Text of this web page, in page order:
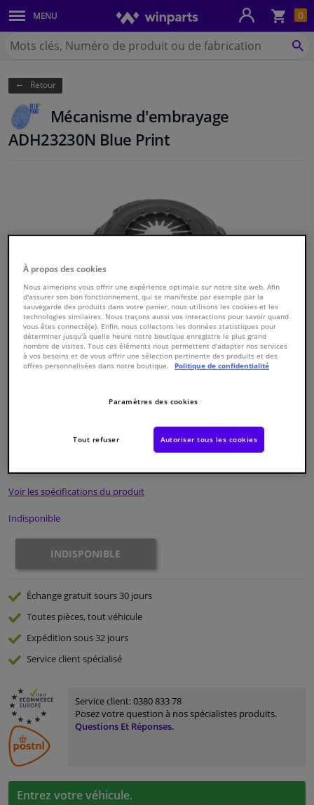
0
MENU
Carrosserie & tôles
Feux & ampoules
Freinage
Système d'échappement
Refroidissement & chauffage
Pièces moteur & accessoires
Filtres & liquides
Bagages & transport
Fenêtres & accessoires
Atelier & outils
Promotions et réductions
Capteurs & électronique
Chercher
Winparts.be
Retour
Mécanisme d'embrayage
ADH23230N Blue Print
5050063610536
Voir les spécifications du produit
Indisponible
INDISPONIBLE
Échange gratuitsours 30 jours
Toutes pièces, tout véhicule
Expédition sous 32 jours
Serviceclient spécialisé
Service client:0380 833 78
Posez votre question à nos spécialistes produits.
Questions Et Réponses.
Entrez votre véhicule.
À propos des cookies
Nous aimerions vous offrir une expérience optimale sur notre site web. Afin
d'assurer son bon fonctionnement, qui se manifeste par exemple par la
sauvegarde des produits dans votre panier, nous utilisons les cookies et les
technologies similaires. Nous traçons aussi vos interactions pour savoir quand
vous êtes connecté(e). Enfin, nous collectons les données statistiques pour
déterminer jusqu'à quelle heure notre boutique enregistre le plus grand
nombre de visites. Tous ces éléments nous permettent d'adapter nos services
à vos besoins et de vous offrir une sélection pertinente des produits et des
offres personnalisées dans notre boutique.
Politique de confidentialité
Paramètres des cookies
Tout refuser Autoriser tous les cookies